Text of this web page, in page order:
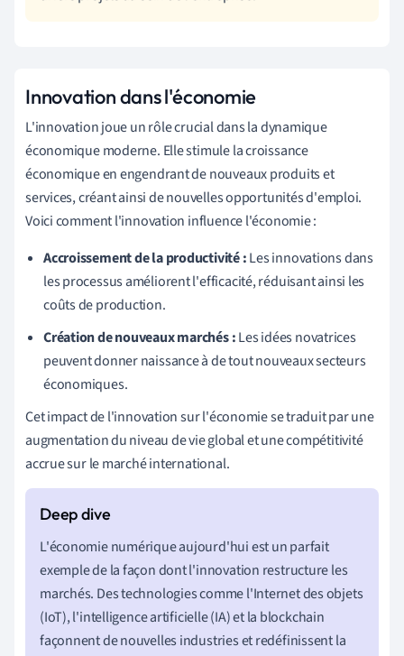
Innovation dans l'économie
L'innovation joue un rôle crucial dans la dynamique
économique moderne. Elle stimule la croissance
économique en engendrant de nouveaux produits et
services, créant ainsi de nouvelles opportunités d'emploi.
Voici comment l'innovation influence l'économie :
Accroissement de la productivité :Les innovations dans
les processus améliorent l'efficacité, réduisant ainsi les
coûts de production.
Création de nouveaux marchés :Les idées novatrices
peuvent donner naissance à de tout nouveaux secteurs
économiques.
Cet impact de l'innovation sur l'économie se traduit par une
augmentation du niveau de vie global et une compétitivité
accrue sur le marché international.
L'économie numérique aujourd'hui est un parfait
exemple de la façon dont l'innovation restructure les
marchés. Des technologies comme l'Internet des objets
(IoT), l'intelligence artificielle (IA) et la blockchain
façonnent de nouvelles industries et redéfinissent la